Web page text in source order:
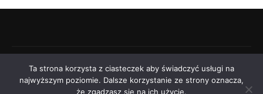
Ta strona korzysta z ciasteczek aby świadczyć usługi na
najwyższym poziomie. Dalsze korzystanie ze strony oznacza,
że zgadzasz się na ich użycie.